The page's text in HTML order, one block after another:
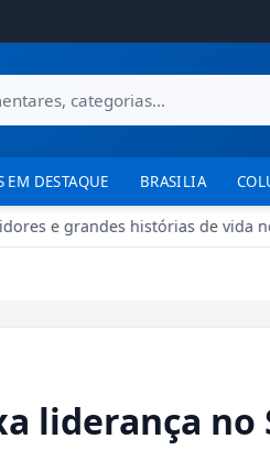
EM DESTAQUE BRASILIA
e grandes histórias de vida no
liderança no